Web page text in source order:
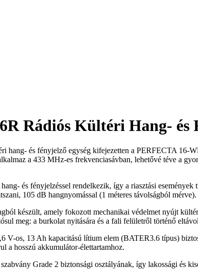
Rádiós Kültéri Hang- és
hang- és fényjelző egység kifejezetten a PERFECTA
a 433 MHz-es frekvenciasávban, lehetővé téve a
és fényjelzéssel rendelkezik, így a riasztási
105 dB hangnyomással (1 méteres távolságból
készült, amely fokozott mechanikai védelmet nyújt
meg: a burkolat nyitására és a fali felületről történő
V-os, 13 Ah kapacitású lítium elem (BATER3.6 típus)
a hosszú akkumulátor-élettartamhoz.
Grade 2 biztonsági osztályának, így lakossági és